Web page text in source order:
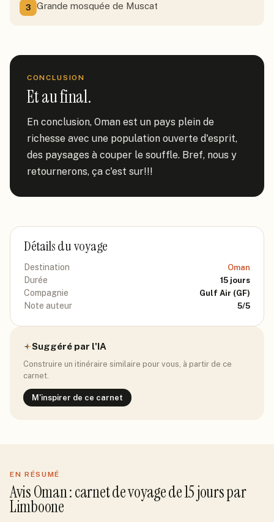
3 Grande mosquée de Muscat
CONCLUSION
Et au final.
En conclusion, Oman est un pays plein de
richesse avec une population ouverte d'esprit,
des paysages à couper le souffle. Bref, nous y
retournerons, ça c'est sur!!!
Détails du voyage
Destination Oman
Durée 15 jours
Compagnie Gulf Air (GF)
Note auteur 5/5
Suggéré par l'IA
Construire un itinéraire similaire pour vous, à partir de ce
carnet.
M'inspirer de ce carnet
EN RÉSUMÉ
AvisOman: carnet de voyage de15jourspar
Limboone